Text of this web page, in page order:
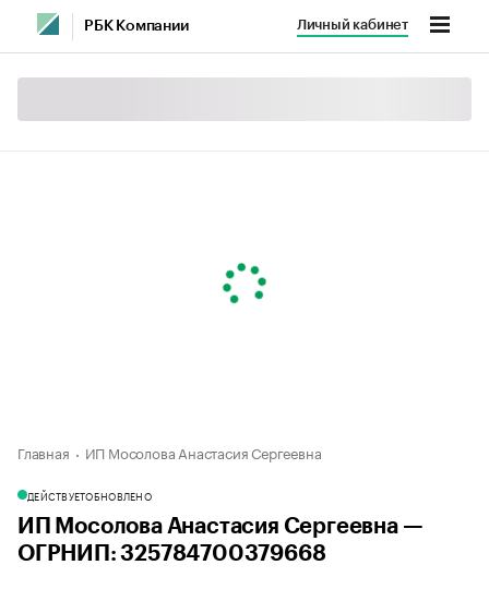
РБК Компании Личный кабинет
Главная ИП Мосолова Анастасия Сергеевна
ДЕЙСТВУЕТОБНОВЛЕНО
ИП Мосолова Анастасия Сергеевна —
ОГРНИП: 325784700379668